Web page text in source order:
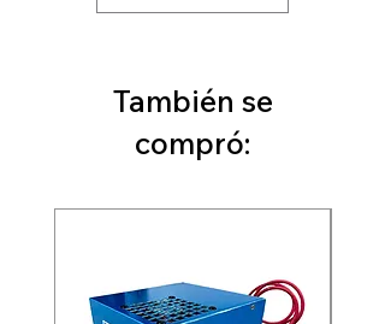
También se
compró: